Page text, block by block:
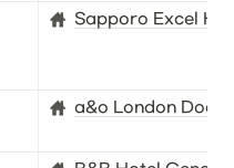
Sapporo Excel
a&o London